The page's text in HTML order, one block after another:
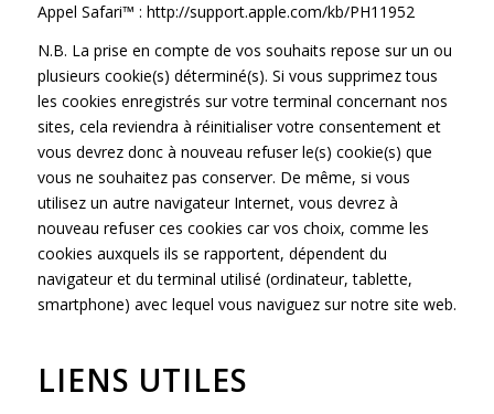
Appel Safari™ : http://support.apple.com/kb/PH11952
N.B. La prise en compte de vos souhaits repose sur un ou
plusieurs cookie(s) déterminé(s). Si vous supprimez tous
les cookies enregistrés sur votre terminal concernant nos
sites, cela reviendra à réinitialiser votre consentement et
vous devrez donc à nouveau refuser le(s) cookie(s) que
vous ne souhaitez pas conserver. De même, si vous
utilisez un autre navigateur Internet, vous devrez à
nouveau refuser ces cookies car vos choix, comme les
cookies auxquels ils se rapportent, dépendent du
navigateur et du terminal utilisé (ordinateur, tablette,
smartphone) avec lequel vous naviguez sur notre site web.
LIENS UTILES